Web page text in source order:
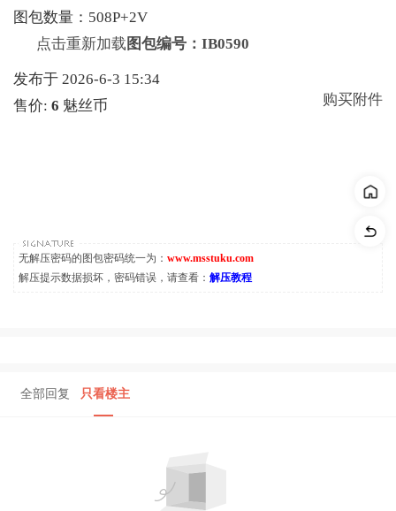
图包数量：508P+2V
点击重新加载 图包编号：IB0590
发布于 2026-6-3 15:34
售价: 6 魅丝币 购买附件
无解压密码的图包密码统一为： www.msstuku.com
解压提示数据损坏，密码错误，请查看： 解压教程
全部回复 只看楼主